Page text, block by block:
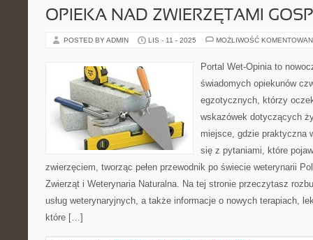
OPIEKA NAD ZWIERZĘTAMI
POSTED BY ADMIN LIS - 11 - 2025 MOŻLIWOŚĆ
Portal Wet-Opinia to
świadomych opiekunów
egzotycznych, którzy
wskazówek dotyczących
miejsce, gdzie praktyczna
się z pytaniami, które
zwierzęciem, tworząc pełen przewodnik po świecie weterynarii
Zwierząt i Weterynaria Naturalna. Na tej stronie przeczytasz
usług weterynaryjnych, a także informacje o nowych terapiach,
które […]